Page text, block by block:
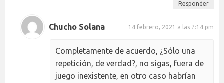
Responder
Chucho Solana 14 febrero, 2021 a las 7:14 pm
Completamente de acuerdo, ¿Sólo una
repetición, de verdad?, no sigas, fuera de
juego inexistente, en otro caso habrían